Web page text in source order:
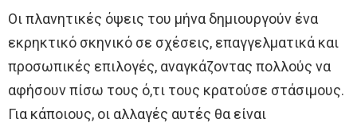
Οι πλανητικές όψεις του μήνα δημιουργούν ένα
εκρηκτικό σκηνικό σε σχέσεις, επαγγελματικά και
προσωπικές επιλογές, αναγκάζοντας πολλούς να
αφήσουν πίσω τους ό,τι τους κρατούσε στάσιμους.
Για κάποιους, οι αλλαγές αυτές θα είναι